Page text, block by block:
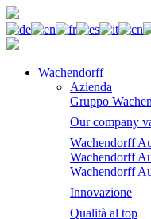
Wachendorff
Azienda
Gruppo
Our company
Wachendorff
Wachendorff
Wachendorff
Innovazione
Qualità al top